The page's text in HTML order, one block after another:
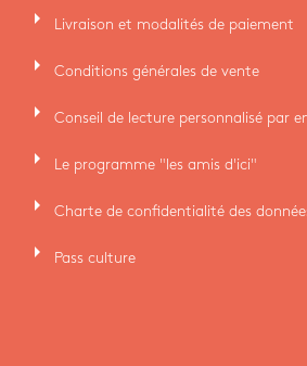
arrow_right Livraison et modalités de paiement
arrow_right Conditions générales de vente
arrow_right Conseil de lecture personnalisé par
arrow_right Le programme "les amis d'ici"
arrow_right Charte de confidentialité des
arrow_right Pass culture